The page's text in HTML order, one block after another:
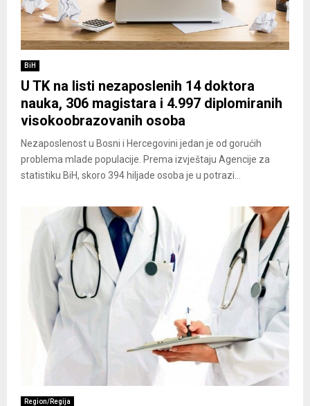
BiH
U TK na listi nezaposlenih 14 doktora
nauka, 306 magistara i 4.997 diplomiranih
visokoobrazovanih osoba
Nezaposlenost u Bosni i Hercegovini jedan je od gorućih
problema mlade populacije. Prema izvještaju Agencije za
statistiku BiH, skoro 394 hiljade osoba je u potrazi...
Region/Regija